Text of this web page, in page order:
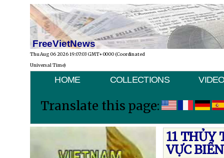
FreeVietNews
Thu Aug 06 2026 19:07:03 GMT+0000 (Coordinated
Universal Time)
HOME COLLECTIONS
Translate this page:
11 THỦY
VỰC